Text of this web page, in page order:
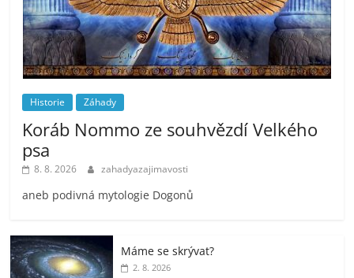
Historie Záhady
Koráb Nommo ze souhvězdí Velkého
psa
8. 8. 2026 zahadyazajimavosti
aneb podivná mytologie Dogonů
Máme se skrývat?
2. 8. 2026